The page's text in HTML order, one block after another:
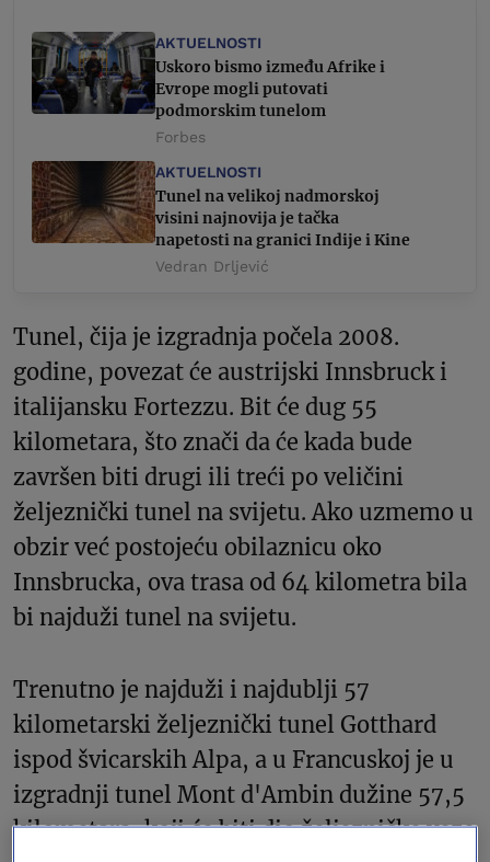
AKTUELNOSTI
Uskoro bismo između Afrike i
Evrope mogli putovati
podmorskim tunelom
Forbes
AKTUELNOSTI
Tunel na velikoj nadmorskoj
visini najnovija je tačka
napetosti na granici Indije i Kine
Vedran Drljević
Tunel, čija je izgradnja počela 2008.
godine, povezat će austrijski Innsbruck i
italijansku Fortezzu. Bit će dug 55
kilometara, što znači da će kada bude
završen biti drugi ili treći po veličini
željeznički tunel na svijetu. Ako uzmemo u
obzir već postojeću obilaznicu oko
Innsbrucka, ova trasa od 64 kilometra bila
bi najduži tunel na svijetu.
Trenutno je najduži i najdublji 57
kilometarski željeznički tunel Gotthard
ispod švicarskih Alpa, a u Francuskoj je u
izgradnji tunel Mont d'Ambin dužine 57,5 ​​
kilometara, koji će biti dio željezničke veze